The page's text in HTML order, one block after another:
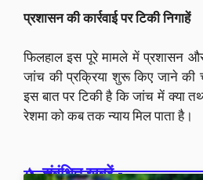
प्रशासन की कार्रवाई पर टिकी निगाहें
फिलहाल इस पूरे मामले में प्रशासन
जांच की प्रक्रिया शुरू किए जाने की
इस बात पर टिकी है कि जांच में क्या
रेशमा को कब तक न्याय मिल पाता है।
संबंधित खबरें -